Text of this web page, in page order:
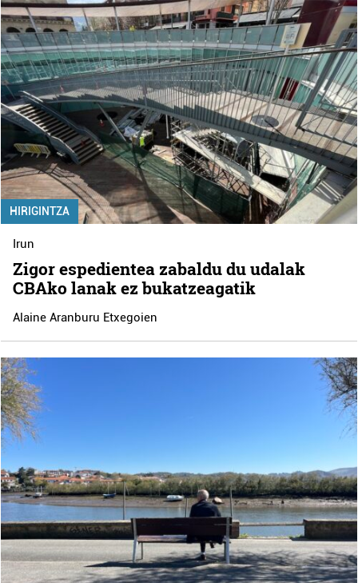
HIRIGINTZA
Irun
Zigor espedientea zabaldu du udalak
CBAko lanak ez bukatzeagatik
Alaine Aranburu Etxegoien